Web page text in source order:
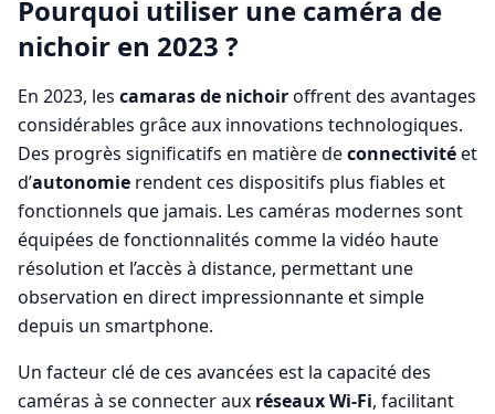
Pourquoi utiliser une caméra de
nichoir en 2023 ?
En 2023, les camaras de nichoiroffrent des avantages
considérables grâce aux innovations technologiques.
Des progrès significatifs en matière deconnectivitéet
d’autonomie rendent ces dispositifs plus fiables et
fonctionnels que jamais. Les caméras modernes sont
équipées de fonctionnalités comme la vidéo haute
résolution et l’accès à distance, permettant une
observation en direct impressionnante et simple
depuis un smartphone.
Un facteur clé de ces avancées est la capacité des
caméras à se connecter aux réseaux Wi-Fi, facilitant